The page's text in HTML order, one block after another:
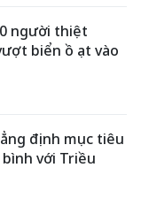
người thiệt
biển ồ ạt vào
định mục tiêu
với Triều